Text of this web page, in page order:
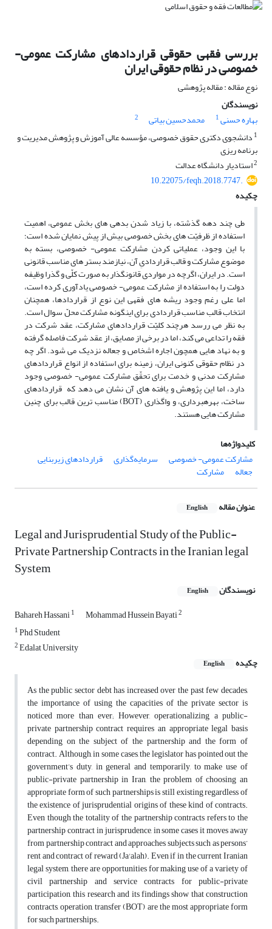
بررسی فقهی حقوقی قراردادهای مشارکت عمومی-
خصوصی در نظام حقوقی ایران
نوع مقاله : مقاله پژوهشی
نویسندگان
بهاره حسنی1 محمدحسین بیاتی
2
1 دانشجوی دکتری حقوق خصوصی، مؤسسه عالی آموزش و پژوهش مدیریت و
برنامه ریزی
2استادیار دانشگاه عدالت
10.22075/feqh.2018.7747.
چکیده
طی چند دهه گذشته، با زیاد شدن بدهی‌ های بخش عمومی، اهمیت
استفاده از ظرفیّت ‌های بخش خصوصی بیش از پیش نمایان شده است؛
با این وجود، عملیاتی کردن مشارکت عمومی- خصوصی، بسته به
موضوع مشارکت و قالب قراردادیِ آن، نیازمند بستر های مناسب قانونی
است. در ایران، اگرچه در مواردی قانونگذار به صورت کلّی و گذرا وظیفه
دولت را به استفاده از مشارکت عمومی- خصوصی یادآوری کرده است،
اما علی رغم وجود ریشه ­های فقهی این نوع از قراردادها، همچنان
انتخاب قالب مناسب قراردادی برای اینگونه مشارکت محلّ سوال است.
به نظر می ر­رسد هرچند کلیّت قراردادهای مشارکت، عقد شرکت در
فقه را تداعی می‏ کند، اما در برخی از مصایق، از عقد شرکت فاصله گرفته
و به نهاد هایی همچون اجاره اشخاص و جعاله نزدیک می ­شود. اگر چه
در نظام حقوقی کنونی ایران، زمینه برای استفاده از انواع قراردادهای
مشارکت مدنی و خدمت برای تحقّق مشارکت عمومی- خصوصی وجود
دارد، اما این پژوهش و یافته ‌های آن نشان می ‌دهد که قراردادهای
ساخت، بهره‏برداری، و واگذاری (BOT) مناسب‌ ترین قالب برای چنین
مشارکت‌ هایی هستند.
کلیدواژه‌ها
مشارکت عمومی- خصوصی
سرمایه‌گذاری قراردادهای زیربنایی
جعاله مشارکت
عنوان مقاله English
Legal and Jurisprudential Study of the Public-
Private Partnership Contracts in the Iranian legal
System
نویسندگان English
Bahareh Hassani1 Mohammad Hussein Bayati2
1Phd Student
2Edalat University
چکیده
English
As the public sector debt has increased over the past few decades,
the importance of using the capacities of the private sector is
noticed more than ever; However, operationalizing a public-
private partnership contract requires an appropriate legal basis
depending on the subject of the partnership and the form of
contract. Although, in some cases, the legislator has pointed out the
government’s duty, in general and temporarily, to make use of
public-private partnership in Iran, the problem of choosing an
appropriate form of such partnerships is still existing regardless of
the existence of jurisprudential origins of these kind of contracts.
Even though the totality of the partnership contracts refers to the
partnership contract in jurisprudence, in some cases it moves away
from partnership contract and approaches subjects such as persons’
rent and contract of reward (Ja'alah). Even if in the current Iranian
legal system, there are opportunities for making use of a variety of
civil partnership and service contracts for public-private
participation, this research and its findings show that construction
contracts, operation, transfer (BOT) are the most appropriate form
for such partnerships.